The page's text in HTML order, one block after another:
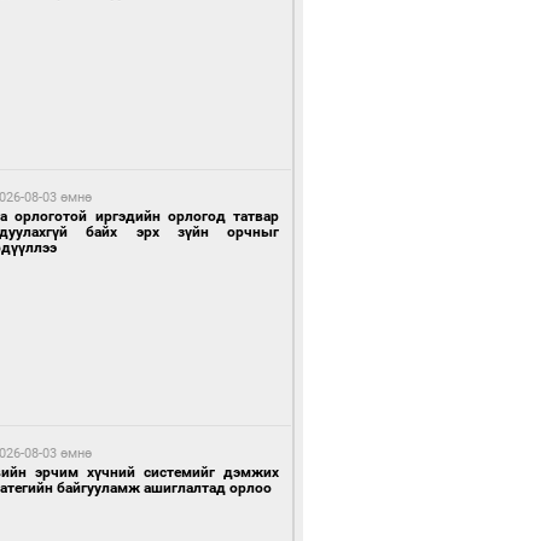
08-03 өмнө
орлоготой иргэдийн орлогод татвар
байх эрх зүйн орчныг
08-03 өмнө
эрчим хүчний системийг дэмжих
байгууламж ашиглалтад орлоо